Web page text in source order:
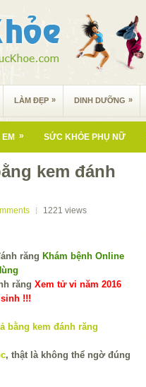
LÀM ĐẸP » DINH DƯỠNG »
» SỨC KHỎE PHỤ NỮ
kem đánh
1221 views
Khám bệnh Online
Xem tử vi năm 2016
!!!
, thật là không thể ngờ đúng